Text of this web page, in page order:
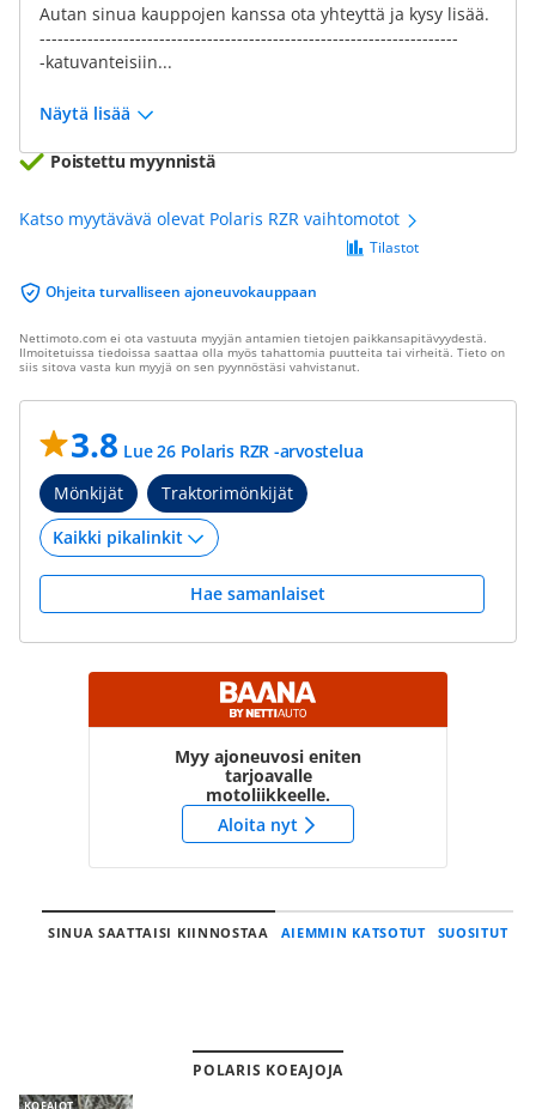
Autan sinua kauppojen kanssa ota yhteyttä ja kysy lisää.
----------------------------------------------------------------------
-katuvanteisiin...
Näytä lisää
Poistettu myynnistä
Katso myytävävä olevat Polaris RZR vaihtomotot
Ohjeita turvalliseen ajoneuvokauppaan
Tilastot
Nettimoto.com ei ota vastuuta myyjän antamien tietojen paikkansapitävyydestä.
Ilmoitetuissa tiedoissa saattaa olla myös tahattomia puutteita tai virheitä. Tieto on
siis sitova vasta kun myyjä on sen pyynnöstäsi vahvistanut.
3.8 Lue 26 Polaris RZR -arvostelua
Mönkijät
Traktorimönkijät
Hae samanlaiset
Myy ajoneuvosi eniten
tarjoavalle
motoliikkeelle.
Aloita nyt
SINUA SAATTAISI KIINNOSTAA AIEMMIN KATSOTUT SUOSITUT
POLARIS KOEAJOJA